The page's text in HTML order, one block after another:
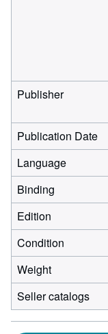
Publisher
Publication Date
Language
Binding
Edition
Condition
Weight
Seller catalogs